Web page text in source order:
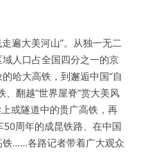
遍大美河山”。从独一无二
人口占全国四分之一的京
哈大高铁，到邂逅中国“自
、翻越“世界屋脊”赏大美风
或隧道中的贵广高铁，再
周年的成昆铁路、在中国
……各路记者带着广大观众